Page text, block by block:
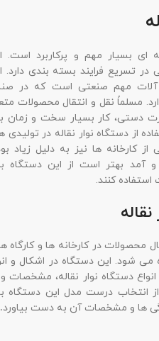
ای بسیار مهم و پرکاربرد است.
تسریع فرایند بسته بندی دارد.
آلات مهم صنعتی است که در
مسلماً نقل و انتقال محصولات
دستی، کار بسیار سخت و زمان
از دستگاه نوار نقاله در تولیدی
کارخانه ها نیز به دلیل زیاد
آمد بهتر است از این دستگاه
کنند.
محصولات در کارخانه ها و کارگاه
می شود. این دستگاه در اشکال و
دستگاه نوار نقاله، مشخصات
انتخاب درست مدل این دستگاه
ها و مشخصات آن به دست بیاورد.